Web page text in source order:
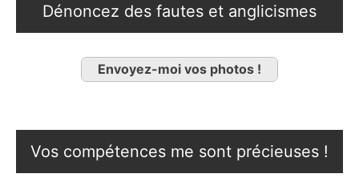
Dénoncez des fautes et anglicismes
Envoyez-moi vos photos !
Vos compétences me sont précieuses !